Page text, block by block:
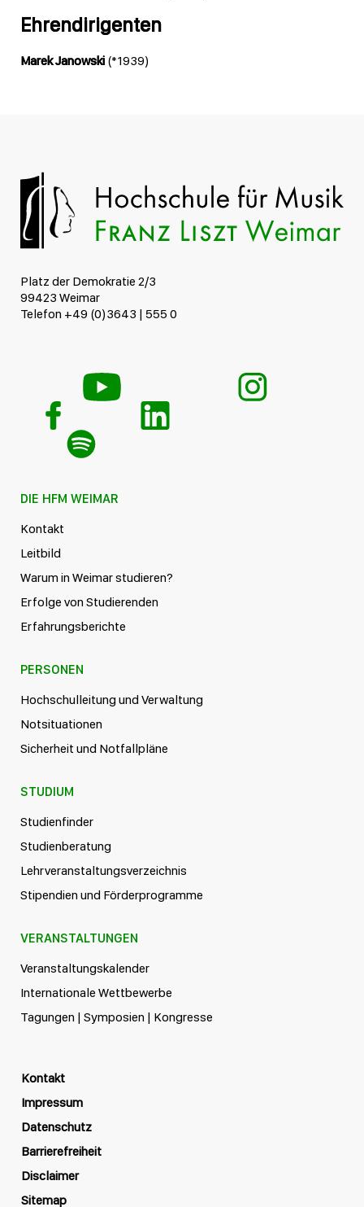
Ehrendirigenten
Marek Janowski (*1939)
Platz der Demokratie 2/3
99423 Weimar
Telefon +49 (0)3643 | 555 0
DIE HFM WEIMAR
Kontakt
Leitbild
Warum in Weimar studieren?
Erfolge von Studierenden
Erfahrungsberichte
PERSONEN
Hochschulleitung und Verwaltung
Notsituationen
Sicherheit und Notfallpläne
STUDIUM
Studienfinder
Studienberatung
Lehrveranstaltungsverzeichnis
Stipendien und Förderprogramme
VERANSTALTUNGEN
Veranstaltungskalender
Internationale Wettbewerbe
Tagungen | Symposien | Kongresse
Kontakt
Impressum
Datenschutz
Barrierefreiheit
Disclaimer
Sitemap